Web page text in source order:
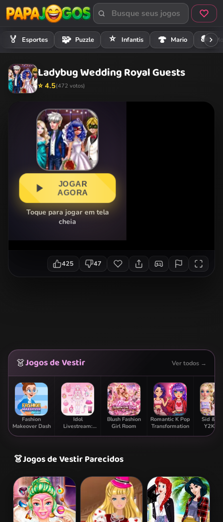
🏅 Esportes 🧩 Puzzle ⭐ Infantis 🍄 Mario 🏍️
Ladybug Wedding Royal Guests
⭐ 4.5(472 votos)
JOGAR
AGORA
Toque para jogar em tela
cheia
425 47
👗Jogos de Vestir Ver todos →
Fashion
Makeover Dash
Idol
Livestream:
Blush Fashion
Girl Room
Romantic K Pop
Transformation
Sid &
Y2K
Clash
👗Jogos de Vestir Parecidos